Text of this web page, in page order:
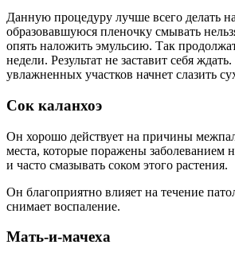
Данную процедуру лучше всего делать
образовавшуюся пленочку смывать
опять наложить эмульсию. Так
недели. Результат не заставит себя
увлажненных участков начнет слазить
Сок каланхоэ
Он хорошо действует на причины
места, которые поражены заболеванием
и часто смазывать соком этого растения.
Он благоприятно влияет на течение
снимает воспаление.
Мать-и-мачеха